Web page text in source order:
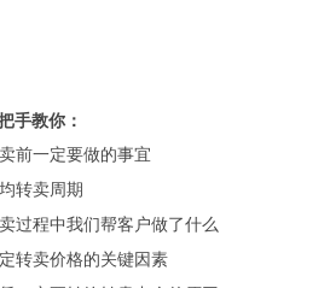
手教你：
前一定要做的事宜
转卖周期
过程中我们帮客户做了什么
转卖价格的关键因素